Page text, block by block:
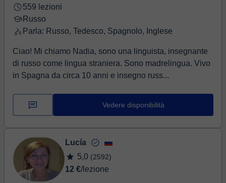
559 lezioni
Russo
Parla: Russo, Tedesco, Spagnolo, Inglese
Ciao! Mi chiamo Nadia, sono una linguista, insegnante
di russo come lingua straniera. Sono madrelingua. Vivo
in Spagna da circa 10 anni e insegno russ...
Vedere disponibilità
Lucía
5,0 (2592)
12 €/lezione